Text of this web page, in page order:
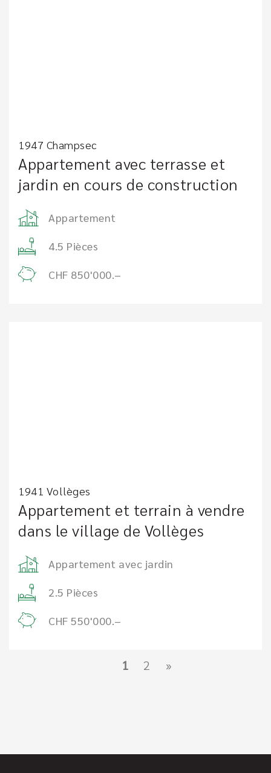
1947 Champsec
Appartement avec terrasse et
jardin en cours de construction
Appartement
4.5 Pièces
CHF 850'000.–
1941 Vollèges
Appartement et terrain à vendre
dans le village de Vollèges
Appartement avec jardin
2.5 Pièces
CHF 550'000.–
1 2 »